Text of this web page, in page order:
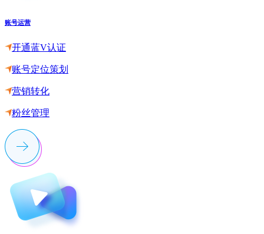
账号运营
开通蓝V认证
账号定位策划
营销转化
粉丝管理